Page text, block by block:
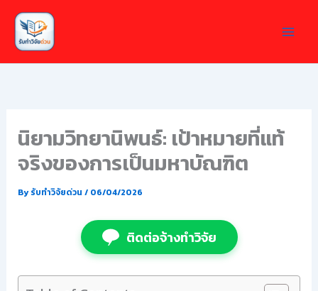
Skip
content
นิยามวิทยานิพนธ์: เป้าหมายที่แท้
จริงของการเป็นมหาบัณฑิต
Byรับทำวิจัยด่วน / 06/04/2026
ติดต่อจ้างทำวิจัย